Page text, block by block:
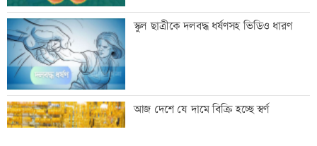
সাকিবের দেশে ফেরার সুযোগ নেই: ক্রীড়া
প্রতিমন্ত্রী
শিল্পকলায় বিনামূল্যে ৬ সিনেমা দেখা যাবে
স্কুল ছাত্রীকে দলবদ্ধ ধর্ষণসহ ভিডিও ধারণ
আজ দেশে যে দামে বিক্রি হচ্ছে স্বর্ণ